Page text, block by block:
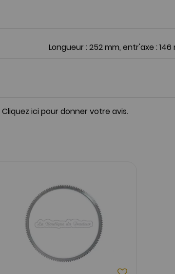
Longueur : 252 mm, entr'axe :
Cliquez ici pour donner votre avis.